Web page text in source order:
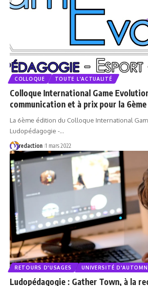
COLLOQUE TOUTE L'ACTUALITÉ
Colloque International Game
communication et à prix pour la
La 6ème édition du Colloque International
Ludopédagogie -…
redaction 1 mars 2022
RETOURS D'USAGES UNIVERSITÉ
Ludopédagogie : Gather Town, à la